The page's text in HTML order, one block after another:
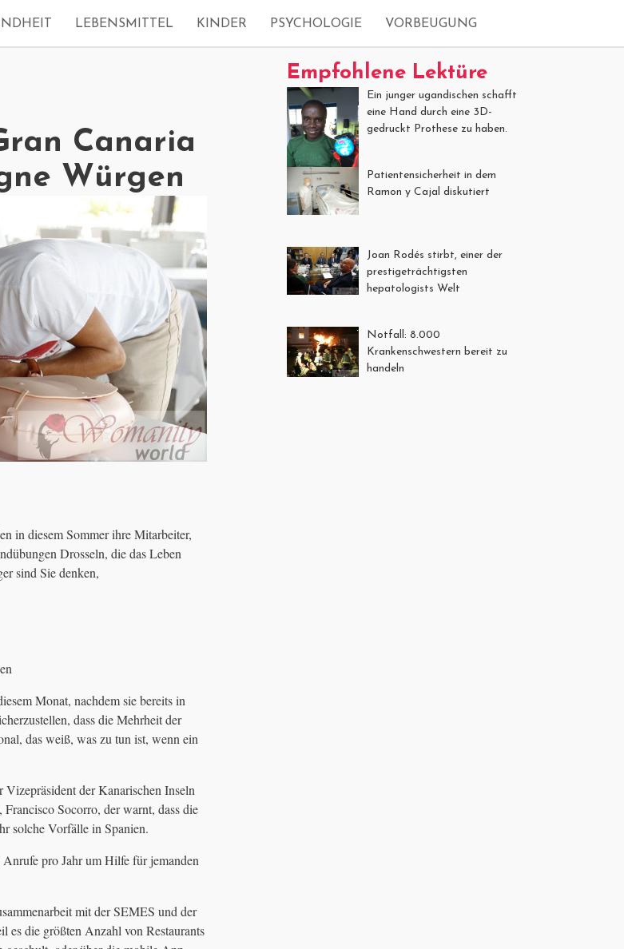
LEBENSMITTEL KINDER PSYCHOLOGIE VORBEUGUNG
Canaria
Würgen
in diesem Sommer ihre Mitarbeiter,
Drosseln, die das Leben
sind Sie denken,
Monat, nachdem sie bereits in
dass die Mehrheit der
das weiß, was zu tun ist, wenn ein
der Kanarischen Inseln
Socorro, der warnt, dass die
solche Vorfälle in Spanien.
pro Jahr um Hilfe für jemanden
mit der SEMES und der
es die größten Anzahl von Restaurants
Empfohlene Lektüre
Ein junger ugandischen schafft
eine Hand durch eine 3D-
gedruckt Prothese zu haben.
Patientensicherheit in dem
Ramon y Cajal diskutiert
Joan Rodés stirbt, einer der
prestigeträchtigsten
hepatologists Welt
Notfall: 8.000
Krankenschwestern bereit zu
handeln